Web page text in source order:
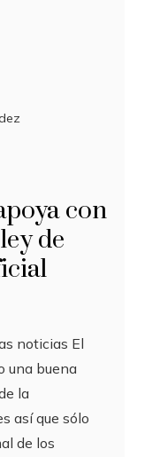
con
de
noticias El
una buena
la
así que sólo
de los